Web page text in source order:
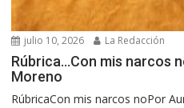
julio 10, 2026 La Redacción
Rúbrica…Con mis narcos
Moreno
RúbricaCon mis narcos noPor